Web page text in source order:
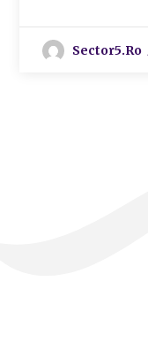
Sector5.ro